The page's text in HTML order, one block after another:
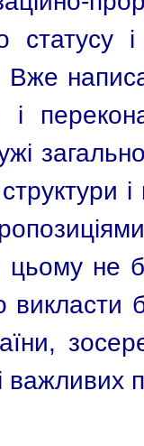
статусу
не
викласти
важливих